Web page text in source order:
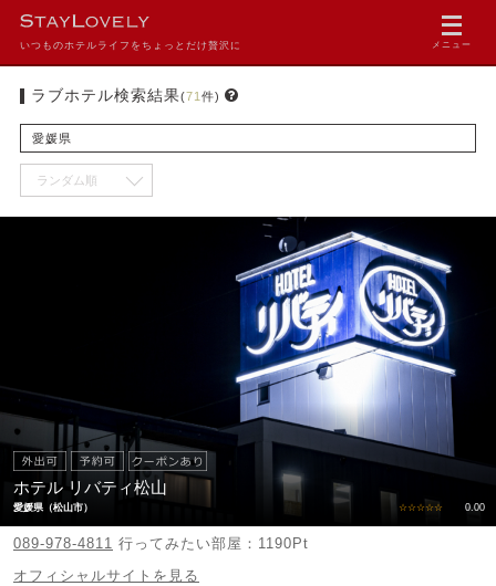
いつものホテルライフをちょっとだけ贅沢に メニュー
ラブホテル検索結果(71 件)
愛媛県
ホテル リバティ松山
愛媛県（松山市） ☆☆☆☆☆ 0.00
089-978-4811 行ってみたい部屋：1190Pt
オフィシャルサイトを見る